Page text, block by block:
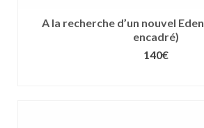
A la recherche d’un nouvel
encadré)
140€